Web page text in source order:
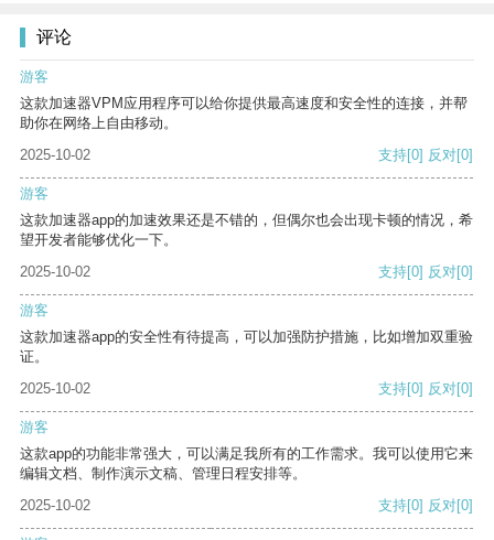
评论
游客
这款加速器VPM应用程序可以给你提供最高速度和安全性的连接，并帮
助你在网络上自由移动。
2025-10-02
支持[0] 反对[0]
游客
这款加速器app的加速效果还是不错的，但偶尔也会出现卡顿的情况，希
望开发者能够优化一下。
2025-10-02
支持[0] 反对[0]
游客
这款加速器app的安全性有待提高，可以加强防护措施，比如增加双重验
证。
2025-10-02
支持[0] 反对[0]
游客
这款app的功能非常强大，可以满足我所有的工作需求。我可以使用它来
编辑文档、制作演示文稿、管理日程安排等。
2025-10-02
支持[0] 反对[0]